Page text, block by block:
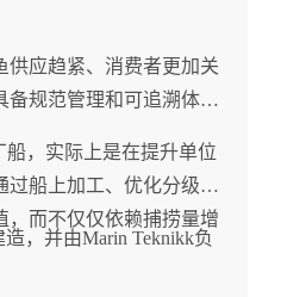
供应趋紧、消费者更加关
备规范管理和可追溯体系
船，实际上是在提升单位
船上加工、优化分级和
，而不仅仅依赖捕捞量增
，并由Marin Teknikk负